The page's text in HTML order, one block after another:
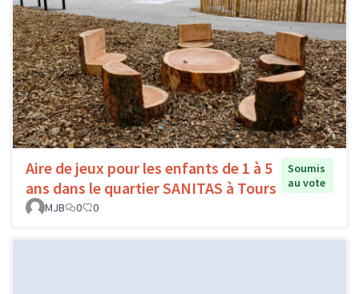
Aire de jeux pour les enfants de 1 à 5
ans dans le quartier SANITAS à Tours
Soumis
au vote
MJB
0 0